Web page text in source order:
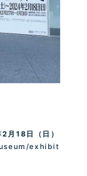
2 月18 日（日）
exhibit